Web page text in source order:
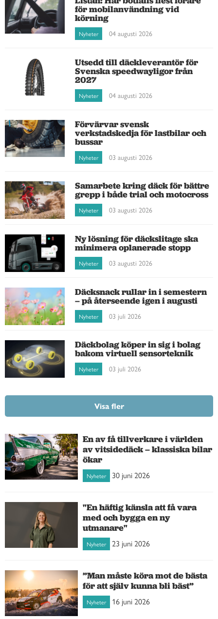
för mobilanvändning vid
körning
Nyheter 04 augusti 2026
Utsedd till däckleverantör för
Svenska speedwayligor från
2027
Nyheter 04 augusti 2026
Förvärvar svensk
verkstadskedja för lastbilar och
bussar
Nyheter 03 augusti 2026
Samarbete kring däck för bättre
grepp i både trial och motocross
Nyheter 03 augusti 2026
Ny lösning för däckslitage ska
minimera oplanerade stopp
Nyheter 03 augusti 2026
Däcksnack rullar in i semestern
– på återseende igen i augusti
Nyheter 03 juli 2026
Däckbolag köper in sig i bolag
bakom virtuell sensorteknik
Nyheter 03 juli 2026
Visa fler
En av få tillverkare i världen
av vitsidedäck – klassiska bilar
ökar
Nyheter 30 juni 2026
"En häftig känsla att få vara
med och bygga en ny
utmanare"
Nyheter 23 juni 2026
”Man måste köra mot de bästa
för att själv kunna bli bäst”
Nyheter 16 juni 2026